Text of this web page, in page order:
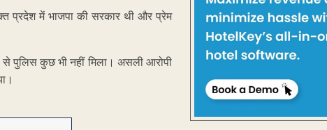
प्रदेश में भाजपा की सरकार थी और प्रेम
से पुलिस कुछ भी नहीं मिला। असली आरोपी